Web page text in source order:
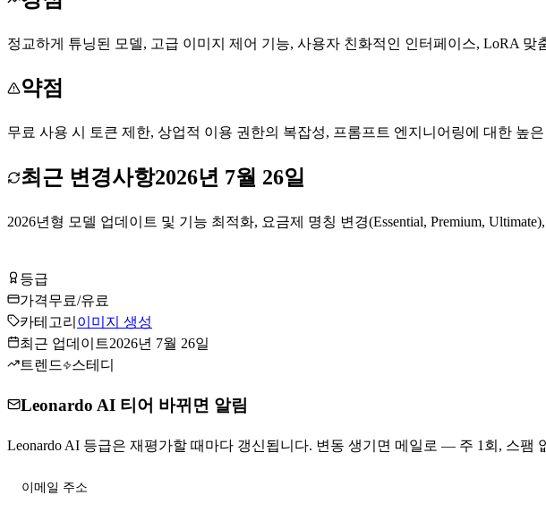
정교하게 튜닝된 모델, 고급 이미지 제어 기능, 사용자 친화적인 인터페이스, LoRA 맞
약점
무료 사용 시 토큰 제한, 상업적 이용 권한의 복잡성, 프롬프트 엔지니어링에 대한 높
최근 변경사항2026년 7월 26일
2026년형 모델 업데이트 및 기능 최적화, 요금제 명칭 변경(Essential, Premium,
등급
가격무료/유료
카테고리 이미지 생성
최근 업데이트2026년 7월 26일
트렌드
스테디
Leonardo AI 티어 바뀌면 알림
Leonardo AI 등급은 재평가할 때마다 갱신됩니다. 변동 생기면 메일로 — 주 1회, 스팸